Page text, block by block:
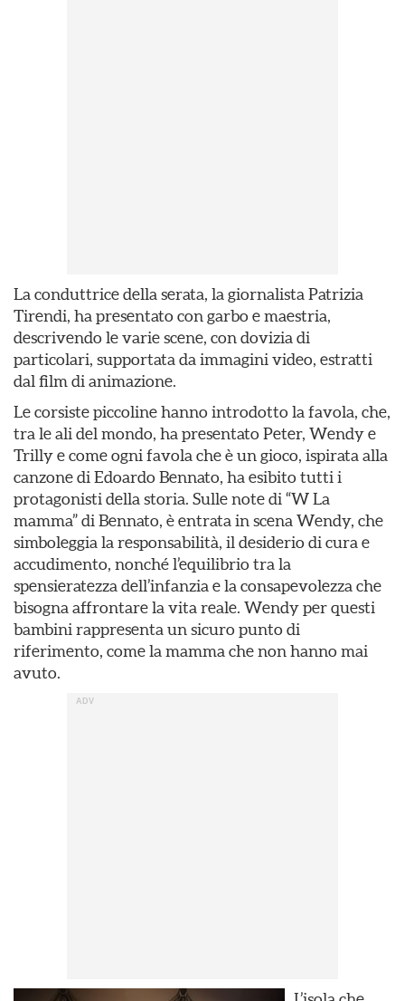
La conduttrice della serata, la giornalista Patrizia
Tirendi, ha presentato con garbo e maestria,
descrivendo le varie scene, con dovizia di
particolari, supportata da immagini video, estratti
dal film di animazione.
Le corsiste piccoline hanno introdotto la favola, che,
tra le ali del mondo, ha presentato Peter, Wendy e
Trilly e come ogni favola che è un gioco, ispirata alla
canzone di Edoardo Bennato, ha esibito tutti i
protagonisti della storia. Sulle note di “W La
mamma” di Bennato, è entrata in scena Wendy, che
simboleggia la responsabilità, il desiderio di cura e
accudimento, nonché l’equilibrio tra la
spensieratezza dell’infanzia e la consapevolezza che
bisogna affrontare la vita reale. Wendy per questi
bambini rappresenta un sicuro punto di
riferimento, come la mamma che non hanno mai
avuto.